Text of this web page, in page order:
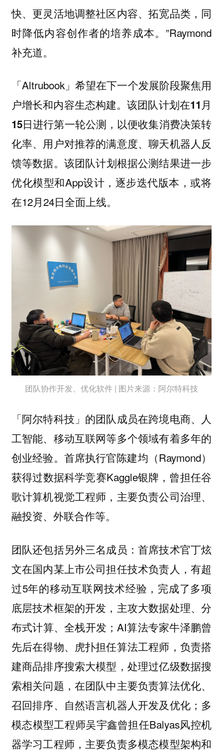
快、更灵活地调整社区内容、拓宽品类，同
时降低内容创作者的培养成本。”Raymond
补充道。
「Altrubook」希望在下一个发展阶段聚焦用
户增长和内容生态构建。该团队计划在11月
15日进行第一轮公测，以便收集消费决策转
化率、用户对推荐的满意度、聊天机器人反
馈等数据。 该团队计划根据公测结果进一步
优化模型和App设计，逐步迭代版本，或将
在12月24日全面上线。
团队协作开发、优化软件 | 图片来源：阿尔特科技
「阿尔特科技」的团队成员在跨境电商、人
工智能、移动互联网等多个领域有着多年的
创业经验。首席执行官陈建均（Raymond）
获得过数据科学竞赛Kaggle银牌，曾担任谷
歌计算机视觉工程师，主要负责公司治理、
融投资、外联合作等。
团队还包括另外三名成员：首席技术官丁炫
文在国内某上市公司担任技术负责人，有超
过5年的移动互联网技术经验，完成了多项
底层技术框架的开发，主攻大数据处理、分
布式计算、全栈开发；AI算法专家牛泽鹏曾
先后在得物、虎扑担任算法工程师，负责搭
建商品排序搜索大模型，处理过亿级数据搜
索相关问题，在团队中主要负责算法优化、
召回排序、自然语言机器人开发及优化；多
模态模型工程师吴宇鑫曾担任Balyas风控机
器学习工程师，主要负责多模态模型架构和